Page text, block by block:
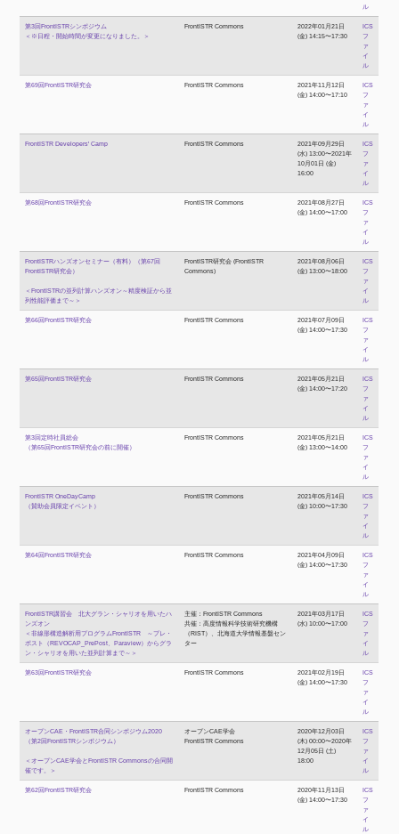
ル
第3回FrontISTRシンポジウム
＜※日程・開始時間が変更になりました。＞
FrontISTR Commons
2022年01月21日
(金) 14:15〜17:30
ICS
フ
ァ
イ
ル
第69回FrontISTR研究会 FrontISTR Commons
2021年11月12日
(金) 14:00〜17:10
ICS
フ
ァ
イ
ル
FrontISTR Developers' Camp FrontISTR Commons
2021年09月29日
(水) 13:00〜2021年
10月01日 (金)
16:00
ICS
フ
ァ
イ
ル
第68回FrontISTR研究会 FrontISTR Commons
2021年08月27日
(金) 14:00〜17:00
ICS
フ
ァ
イ
ル
FrontISTRハンズオンセミナー（有料）（第67回
FrontISTR研究会）
＜FrontISTRの並列計算ハンズオン～精度検証から並
列性能評価まで～＞
FrontISTR研究会 (FrontISTR
Commons)
2021年08月06日
(金) 13:00〜18:00
ICS
フ
ァ
イ
ル
第66回FrontISTR研究会 FrontISTR Commons
2021年07月09日
(金) 14:00〜17:30
ICS
フ
ァ
イ
ル
第65回FrontISTR研究会 FrontISTR Commons
2021年05月21日
(金) 14:00〜17:20
ICS
フ
ァ
イ
ル
第3回定時社員総会
（第65回FrontISTR研究会の前に開催）
FrontISTR Commons
2021年05月21日
(金) 13:00〜14:00
ICS
フ
ァ
イ
ル
FrontISTR OneDayCamp
（賛助会員限定イベント）
FrontISTR Commons
2021年05月14日
(金) 10:00〜17:30
ICS
フ
ァ
イ
ル
第64回FrontISTR研究会 FrontISTR Commons
2021年04月09日
(金) 14:00〜17:30
ICS
フ
ァ
イ
ル
FrontISTR講習会 北大グラン・シャリオを用いたハ
ンズオン
＜非線形構造解析用プログラムFrontISTR ～プレ・
ポスト（REVOCAP_PrePost、Paraview）からグラ
ン・シャリオを用いた並列計算まで～＞
主催：FrontISTR Commons
共催：高度情報科学技術研究機構
（RIST）、北海道大学情報基盤セン
ター
2021年03月17日
(水) 10:00〜17:00
ICS
フ
ァ
イ
ル
第63回FrontISTR研究会 FrontISTR Commons
2021年02月19日
(金) 14:00〜17:30
ICS
フ
ァ
イ
ル
オープンCAE・FrontISTR合同シンポジウム2020
（第2回FrontISTRシンポジウム）
＜オープンCAE学会とFrontISTR Commonsの合同開
催です。＞
オープンCAE学会
FrontISTR Commons
2020年12月03日
(木) 00:00〜2020年
12月05日 (土)
18:00
ICS
フ
ァ
イ
ル
第62回FrontISTR研究会 FrontISTR Commons
2020年11月13日
(金) 14:00〜17:30
ICS
フ
ァ
イ
ル